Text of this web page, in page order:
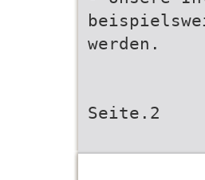
werden.
Seite.2